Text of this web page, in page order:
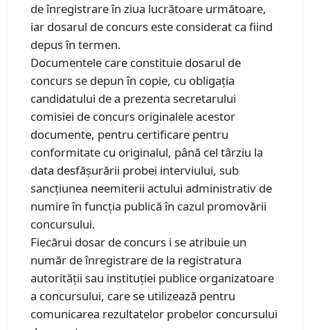
de înregistrare în ziua lucrătoare următoare,
iar dosarul de concurs este considerat ca fiind
depus în termen.
Documentele care constituie dosarul de
concurs se depun în copie, cu obligația
candidatului de a prezenta secretarului
comisiei de concurs originalele acestor
documente, pentru certificare pentru
conformitate cu originalul, până cel târziu la
data desfășurării probei interviului, sub
sancțiunea neemiterii actului administrativ de
numire în funcția publică în cazul promovării
concursului.
Fiecărui dosar de concurs i se atribuie un
număr de înregistrare de la registratura
autorității sau instituției publice organizatoare
a concursului, care se utilizează pentru
comunicarea rezultatelor probelor concursului